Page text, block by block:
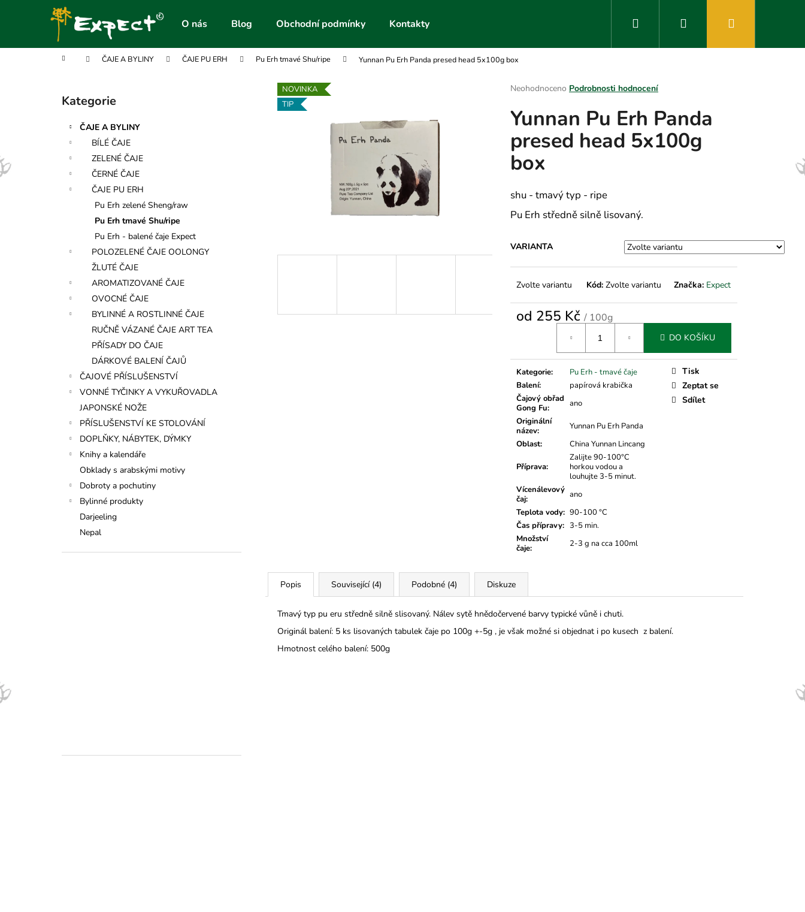
O nás Blog Obchodní podmínky Kontakty Hledat Přihlášení
Domů ČAJE A BYLINY ČAJE PU ERH Pu Erh tmavé Shu/ripe Yunnan Pu Erh Panda presed head 5x100g box
Přeskočit
kategorie
Kategorie
ČAJE A BYLINY
BÍLÉ ČAJE
ZELENÉ ČAJE
ČERNÉ ČAJE
ČAJE PU ERH
Pu Erh zelené Sheng/raw
Pu Erh tmavé Shu/ripe
Pu Erh - balené čaje Expect
POLOZELENÉ ČAJE OOLONGY
ŽLUTÉ ČAJE
AROMATIZOVANÉ ČAJE
OVOCNÉ ČAJE
BYLINNÉ A ROSTLINNÉ ČAJE
RUČNĚ VÁZANÉ ČAJE ART TEA
PŘÍSADY DO ČAJE
DÁRKOVÉ BALENÍ ČAJŮ
ČAJOVÉ PŘÍSLUŠENSTVÍ
VONNÉ TYČINKY A VYKUŘOVADLA
JAPONSKÉ NOŽE
PŘÍSLUŠENSTVÍ KE STOLOVÁNÍ
DOPLŇKY, NÁBYTEK, DÝMKY
Knihy a kalendáře
Obklady s arabskými motivy
Dobroty a pochutiny
Bylinné produkty
Darjeeling
Nepal
Průměrné
produktu
je
5
hvězdiček.
Neohodnoceno Podrobnosti hodnocení
Yunnan Pu Erh Panda
presed head 5x100g
box
shu - tmavý typ - ripe
Pu Erh středně silně lisovaný.
VARIANTA
Zvolte variantu Kód: Zvolte variantu Značka: Expect
od 255 Kč / 100g
DO KOŠÍKU
Kategorie:
Pu Erh - tmavé čaje
Balení:
papírová krabička
Čajový obřad
Gong Fu:
ano
Originální
název:
Yunnan Pu Erh Panda
Oblast: China Yunnan Lincang
Příprava:
Zalijte 90-100°C
horkou vodou a
louhujte 3-5 minut.
Vícenálevový
čaj:
ano
Teplota vody: 90-100 °C
Čas přípravy: 3-5 min.
Množství
čaje: 2-3 g na cca 100ml
Tisk
Zeptat se
Sdílet
NOVINKA
TIP
Popis Související (4) Podobné (4) Diskuze
Tmavý typ pu eru středně silně slisovaný. Nálev sytě hnědočervené barvy typické vůně i chuti.
Originál balení: 5 ks lisovaných tabulek čaje po 100g +-5g , je však možné si objednat i po kusech z balení.
Hmotnost celého balení: 500g
í
Zpět
do
Zpět
do
Co potřebujete najít?
Doporučujeme